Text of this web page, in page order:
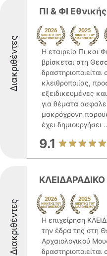
Διακριθέντες
ΠΙ & ΦΙ
Η εταιρεία Πι και
βρίσκεται στη
κλειθροποιίας,
εξειδικευμένες
για θέματα
μακρόχρονη
έχει δημιουργήσει
9.1
Διακριθέντες
Η επιχείρηση
την έδρα της στη
Αρχαιολογικού